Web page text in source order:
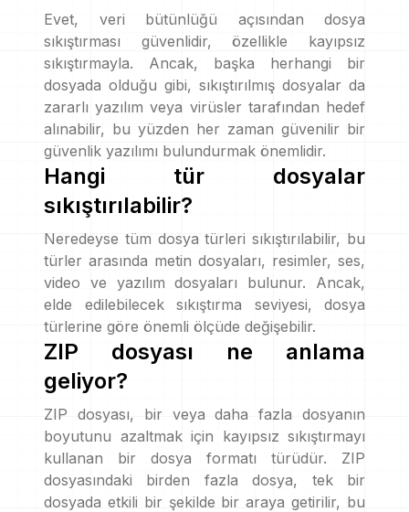
Evet, veri bütünlüğü açısından dosya
sıkıştırması güvenlidir, özellikle kayıpsız
sıkıştırmayla. Ancak, başka herhangi bir
dosyada olduğu gibi, sıkıştırılmış dosyalar da
zararlı yazılım veya virüsler tarafından hedef
alınabilir, bu yüzden her zaman güvenilir bir
güvenlik yazılımı bulundurmak önemlidir.
Hangi tür dosyalar
sıkıştırılabilir?
Neredeyse tüm dosya türleri sıkıştırılabilir, bu
türler arasında metin dosyaları, resimler, ses,
video ve yazılım dosyaları bulunur. Ancak,
elde edilebilecek sıkıştırma seviyesi, dosya
türlerine göre önemli ölçüde değişebilir.
ZIP dosyası ne anlama
geliyor?
ZIP dosyası, bir veya daha fazla dosyanın
boyutunu azaltmak için kayıpsız sıkıştırmayı
kullanan bir dosya formatı türüdür. ZIP
dosyasındaki birden fazla dosya, tek bir
dosyada etkili bir şekilde bir araya getirilir, bu